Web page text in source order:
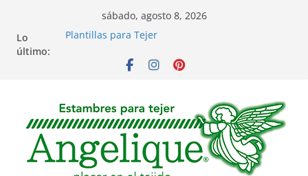
contenido
sábado, agosto 8, 2026
Lo
último:
Plantillas para Tejer
Accesorios para Tejido y Bordado